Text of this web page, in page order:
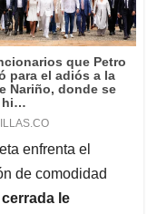
enfrenta el
de comodidad
le